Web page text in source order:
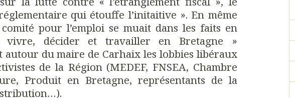
qui étouffe l’initaitive ». En même
pour l’emploi se muait dans les faits en
vivre, décider et travailler en Bretagne »
autour du maire de Carhaix les lobbies libéraux
de la Région (MEDEF, FNSEA, Chambre
Produit en Bretagne, représentants de la